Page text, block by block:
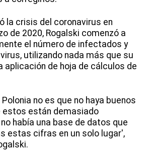
la crisis del coronavirus en
de 2020, Rogalski comenzó a
el número de infectados y
utilizando nada más que su
aplicación de hoja de cálculos de
no es que no haya buenos
estos están demasiado
había una base de datos que
estas cifras en un solo lugar',